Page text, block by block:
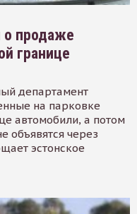
о продаже
границе
департамент
на парковке
автомобили, а потом
объявятся через
эстонское